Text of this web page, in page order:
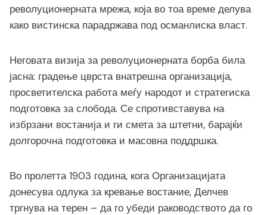
револуционерната мрежа, која во тоа време делува
како вистинска парадржава под османлиска власт.
Неговата визија за револуционерната борба била
јасна: градење цврста внатрешна организација,
просветителска работа меѓу народот и стратегиска
подготовка за слобода. Се спротивставува на
избрзани востанија и ги смета за штетни, барајќи
долгорочна подготовка и масовна поддршка.
Во пролетта 1903 година, кога Организацијата
донесува одлука за кревање востание, Делчев
тргнува на терен – да го убеди раководството да го